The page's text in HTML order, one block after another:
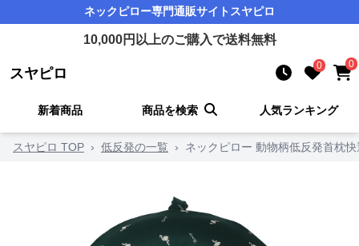
ネックピロー専門通販サイト スヤピロ
10,000円以上のご購入で送料無料
スヤピロ 0 0
新着商品 商品を検索 人気ランキング
スヤピロ TOP › 低反発の一覧 › ネックピロー 動物柄低反発首枕